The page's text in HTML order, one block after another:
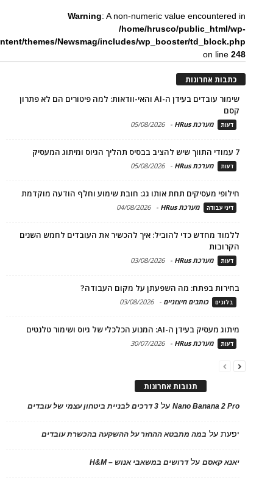
Warning: A non-numeric value encountered in
/home/hrusco/public_html/wp-
themes/Newsmag/includes/wp_booster/td_block.php
on line248
כתבות אחרונות
שימור עובדים בעידן ה-AI והאי-וודאות: למה פיטורים הם לא פתרון
קסם
דעות מערכת HRus -
05/08/2026
7 עמודי התווך שיש להציב בבסיס תהליך הגיוס ומיתוג המעסיק
דעות מערכת HRus -
05/08/2026
חילופי מעסיקים תחת אותו גג: חובת שימוע וחלף הודעה מוקדמת
דיני עבודה מערכת HRus -
04/08/2026
ללמוד מחדש כדי להוביל: איך להכשיר את העובדים לחמש השנים
הקרובות
דעות מערכת HRus -
03/08/2026
בחירות בפתח: מה השפעתן על מקום העבודה?
בלוגים כותבים חיצוניים -
03/08/2026
מיתוג מעסיק בעידן ה-AI: המנוע הכלכלי של גיוס ושימור טלנטים
דעות מערכת HRus -
30/07/2026
תגובות אחרונות
Nano Banana 2 Proעל 3 דרכים לבניית ביטחון עצמי של עובדים
יפעתעל במה מתבטא ההחזר על ההשקעה בהכשרת עובדים
יאנא קאסםעלדרושים במשאבי אנוש – H&M